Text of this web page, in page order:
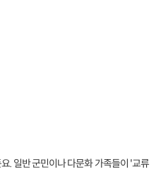
. 일반 군민이나 다문화 가족들이 '교류